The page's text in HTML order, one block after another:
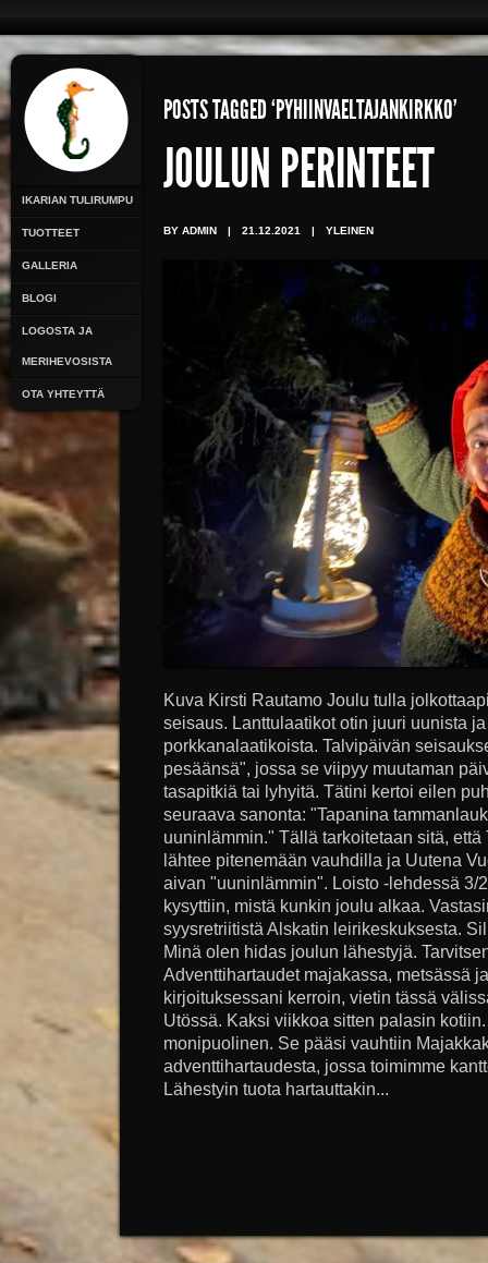
IKARIAN TULIRUMPU
TUOTTEET
GALLERIA
BLOGI
LOGOSTA JA
MERIHEVOSISTA
OTA YHTEYTTÄ
POSTS TAGGED ‘PYHIINVAELTAJANKIRKKO’
JOULUN PERINTEET
BY ADMIN | 21.12.2021 | YLEINEN
Kuva Kirsti Rautamo Joulu tulla
seisaus. Lanttulaatikot otin juuri uunista
porkkanalaatikoista. Talvipäivän
pesäänsä", jossa se viipyy muutaman
tasapitkiä tai lyhyitä. Tätini kertoi eilen
seuraava sanonta: "Tapanina
uuninlämmin." Tällä tarkoitetaan sitä,
lähtee pitenemään vauhdilla ja Uutena
aivan "uuninlämmin". Loisto -lehdessä 3/
kysyttiin, mistä kunkin joulu alkaa.
syysretriitistä Alskatin leirikeskuksesta.
Minä olen hidas joulun lähestyjä.
Adventtihartaudet majakassa, metsässä
kirjoituksessani kerroin, vietin tässä
Utössä. Kaksi viikkoa sitten palasin
monipuolinen. Se pääsi vauhtiin
adventtihartaudesta, jossa toimimme
Lähestyin tuota hartauttakin...